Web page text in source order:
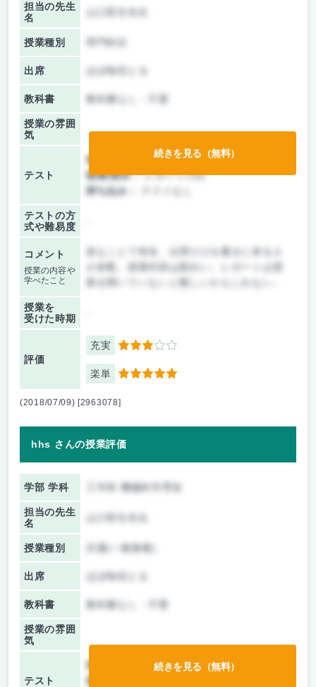
担当の先生
名
授業種別
出席 ほぼ毎回とる
教科書 教科書なし・不要
授業の雰囲
気
テスト
前期/中間：
レポートのみ
後期/期末：レポートのみ
持ち込み：
テストの方
式や難易度
コメント
授業の内容や
学べたこと
楽なことで有名。出席だけを書きに来る人
授業を
受けた時期
評価
充実 3
楽単 5
続きを見る（無料）
(2018/07/09) [2963078]
hhs さんの授業評価
学部 学科 工学府 機械科学専攻
担当の先生
名
授業種別 共通(一般教養)
出席 ほぼ毎回とる
教科書 教科書なし・不要
授業の雰囲
気
テスト
前期/中間：
レポートのみ
後期/期末：
続きを見る（無料）